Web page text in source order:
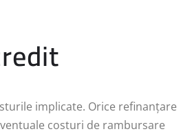
implicate. Orice refinanțare
costuri de rambursare